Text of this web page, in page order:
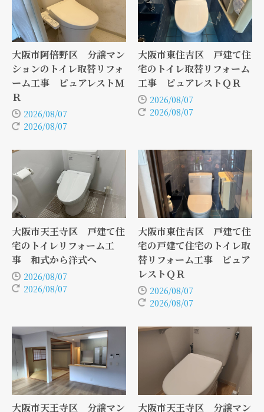
大阪市阿倍野区 分譲マン
ションのトイレ取替リフォ
ーム工事 ピュアレストＭ
Ｒ
2026/08/07
2026/08/07
大阪市東住吉区 戸建て住
宅のトイレ取替リフォーム
工事 ピュアレストＱＲ
2026/08/07
2026/08/07
大阪市天王寺区 戸建て住
宅のトイレリフォーム工
事 和式から洋式へ
2026/08/07
2026/08/07
大阪市東住吉区 戸建て住
宅の戸建て住宅のトイレ取
替リフォーム工事 ピュア
レストＱＲ
2026/08/07
2026/08/07
大阪市天王寺区 分譲マン
大阪市天王寺区 分譲マン